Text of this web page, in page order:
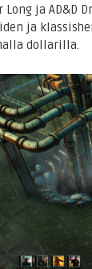
ja AD&D
ja
dollarilla.